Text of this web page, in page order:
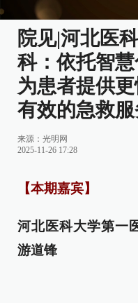
院见|河北医
科：依托智慧
为患者提供
有效的急救
来源：光明网
2025-11-26 17:28
【本期嘉宾】
河北医科大学第一
游道锋